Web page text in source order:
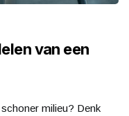
van een
milieu? Denk